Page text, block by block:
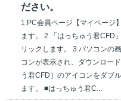
ださい。
1.PC会員ページ【マイページ
ます。 2.「はっちゅう君CFD
リックします。 3.パソコンの
コンが表示され、ダウンロー
う君CFD］のアイコンをダブ
ます。 ■はっちゅう君C...